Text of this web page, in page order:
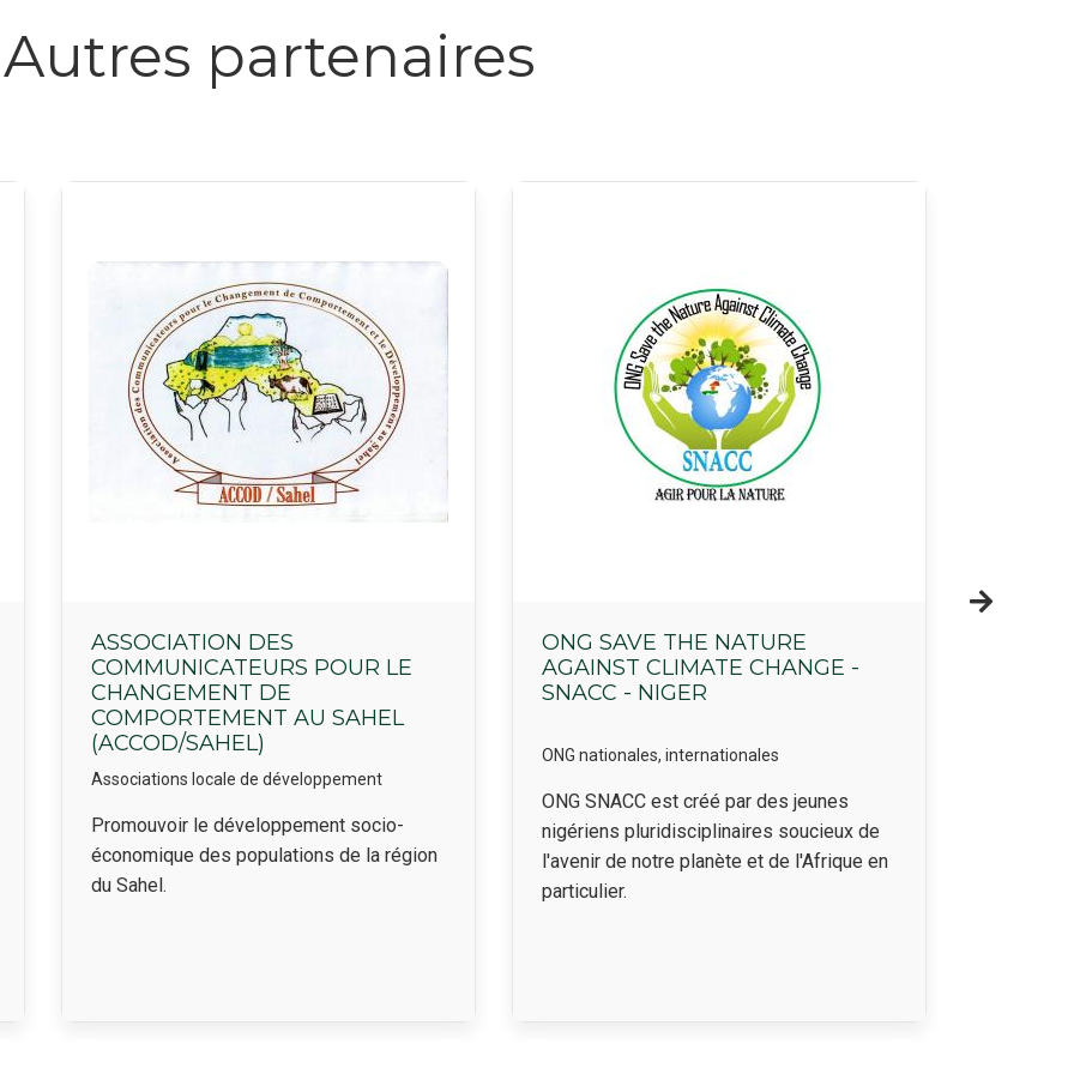
Autres partenaires
ASSOCIATION DES
COMMUNICATEURS POUR LE
CHANGEMENT DE
COMPORTEMENT AU SAHEL
(ACCOD/SAHEL)
Associations locale de développement
Résumé
Promouvoir le développement socio-
économique des populations de la région
du Sahel.
ONG SAVE THE NATURE
AGAINST CLIMATE CHANGE -
SNACC - NIGER
ONG nationales, internationales
Résumé
ONG SNACC est créé par des jeunes
nigériens pluridisciplinaires soucieux de
l'avenir de notre planète et de l'Afrique en
particulier.